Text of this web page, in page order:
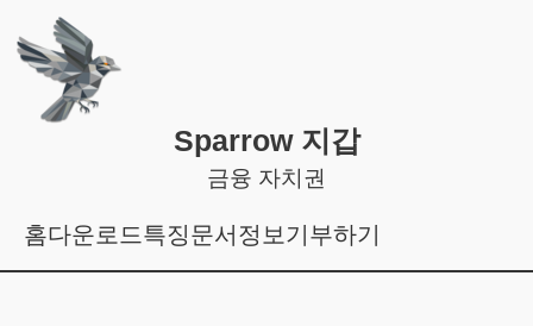
Sparrow 지갑
금융 자치권
홈다운로드특징문서 정보기부하기